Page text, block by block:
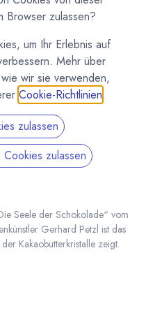
Crystals von
Seele der Schokolade“ vom
Gerhard Petzl ist das
Kakaobutterkristalle zeigt.
Browser zulassen?
um Ihr Erlebnis auf
Mehr über
wir sie verwenden,
Cookie-Richtlinien
zulassen
zulassen